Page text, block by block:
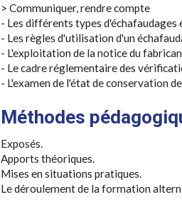
> Communiquer, rendre compte
- Les différents types
- Les règles d'utilisation d'un
- L'exploitation de la notice du
- Le cadre réglementaire des
- L'examen de l'état de conservation
Méthodes
Exposés.
Apports théoriques.
Mises en situations pratiques.
Le déroulement de la formation